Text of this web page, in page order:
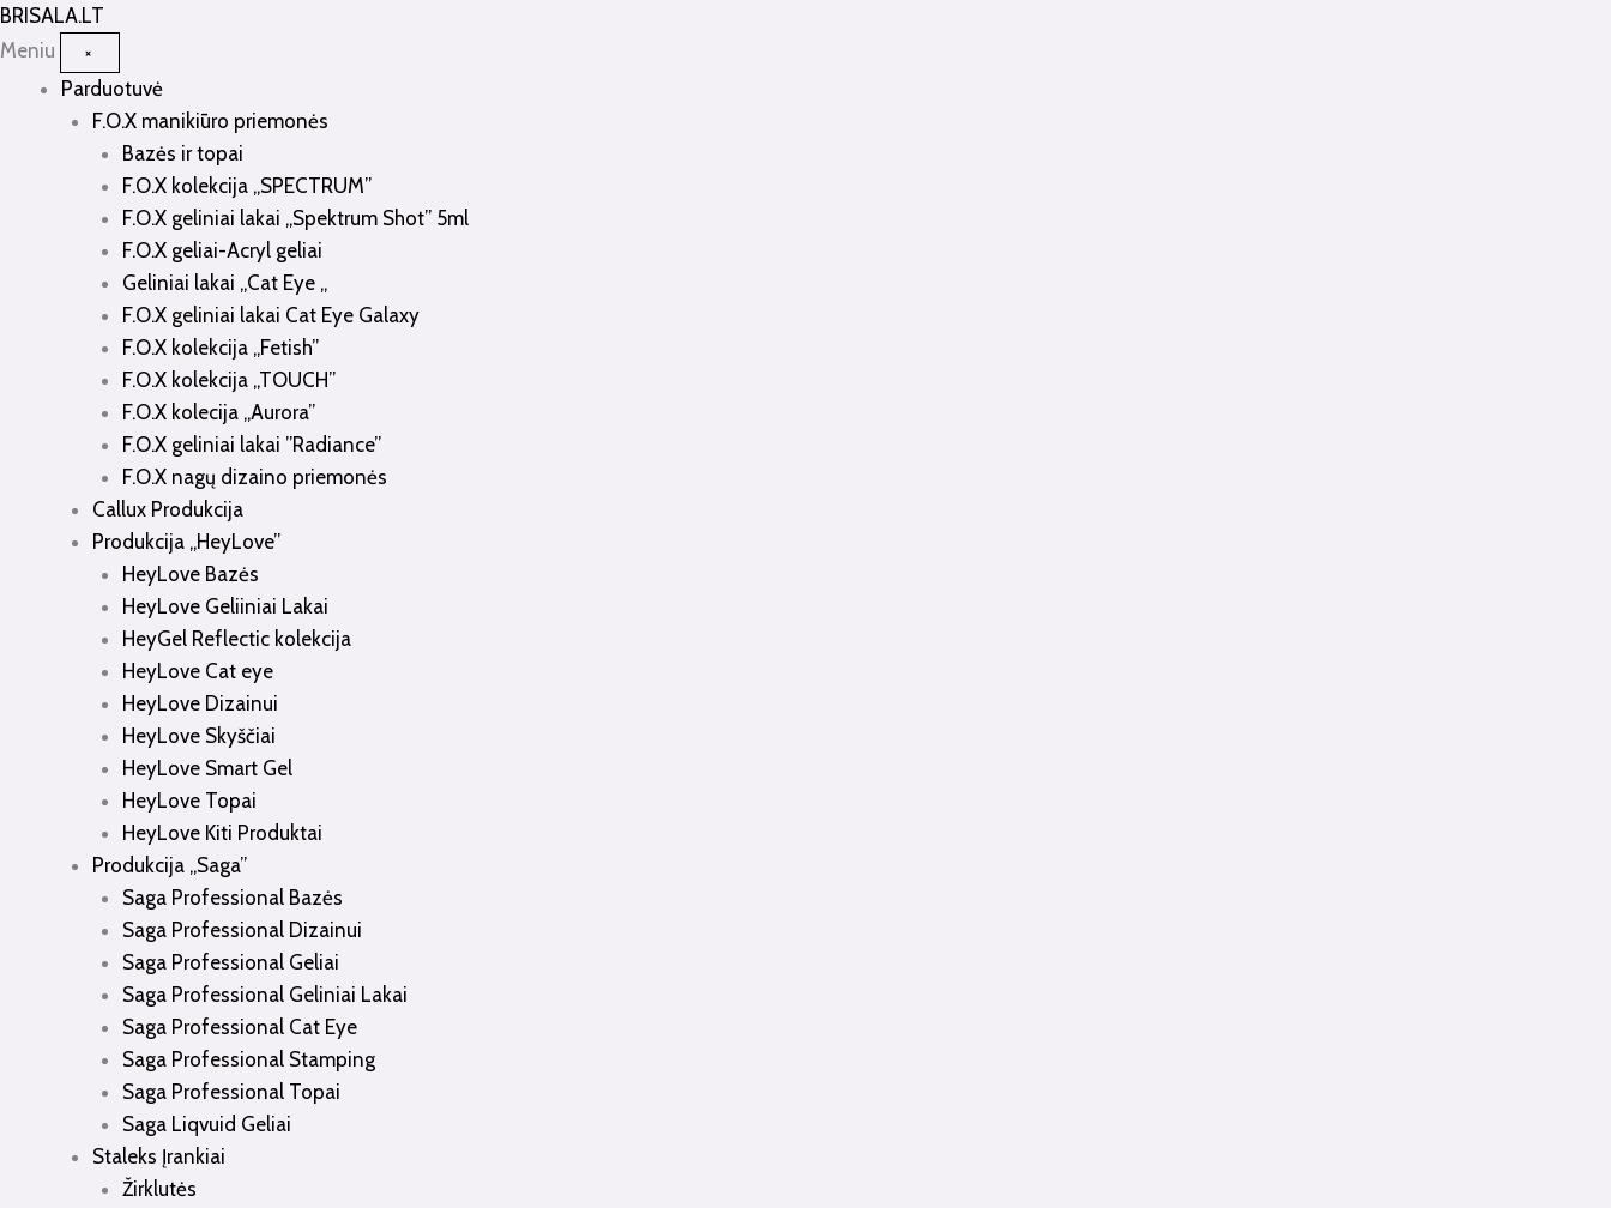
BRISALA.LT
Meniu
×
Parduotuvė
F.O.X manikiūro priemonės
Bazės ir topai
F.O.X kolekcija „SPECTRUM”
F.O.X geliniai lakai „Spektrum Shot” 5ml
F.O.X geliai-Acryl geliai
Geliniai lakai „Cat Eye „
F.O.X geliniai lakai Cat Eye Galaxy
F.O.X kolekcija „Fetish”
F.O.X kolekcija „TOUCH”
F.O.X kolecija „Aurora”
F.O.X geliniai lakai ”Radiance”
F.O.X nagų dizaino priemonės
Callux Produkcija
Produkcija „HeyLove”
HeyLove Bazės
HeyLove Geliiniai Lakai
HeyGel Reflectic kolekcija
HeyLove Cat eye
HeyLove Dizainui
HeyLove Skyščiai
HeyLove Smart Gel
HeyLove Topai
HeyLove Kiti Produktai
Produkcija „Saga”
Saga Professional Bazės
Saga Professional Dizainui
Saga Professional Geliai
Saga Professional Geliniai Lakai
Saga Professional Cat Eye
Saga Professional Stamping
Saga Professional Topai
Saga Liqvuid Geliai
Staleks Įrankiai
Žirklutės
Pereiti
prie